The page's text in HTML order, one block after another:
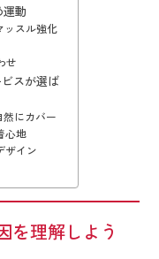
動
ッスル強化
せ
スが選ば
にカバー
心地
ザイン
を理解しよう